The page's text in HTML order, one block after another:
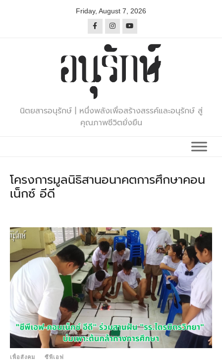
Friday, August 7, 2026
นิตยสารอนุรักษ์ | หนึ่งพลังเพื่อสร้างสรรค์และอนุรักษ์ สู่
คุณภาพชีวิตยั่งยืน
โครงการมูลนิธิสานอนาคตการศึกษาคอน
เน็กซ์ อีดี
เพื่อสังคม ซีพีเอฟ